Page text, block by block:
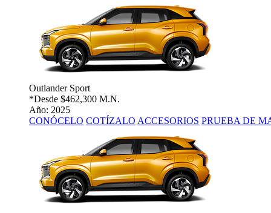
Outlander Sport
*Desde $462,300 M.N.
Año: 2025
CONÓCELO COTÍZALO ACCESORIOS PRUEBA DE